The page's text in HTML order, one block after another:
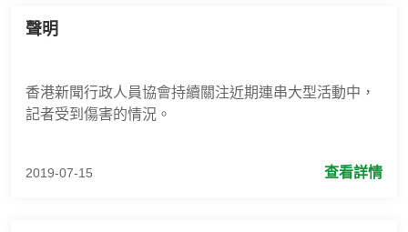
聲明
香港新聞行政人員協會持續關注近期連串大型活動中，
記者受到傷害的情況。
2019-07-15 查看詳情